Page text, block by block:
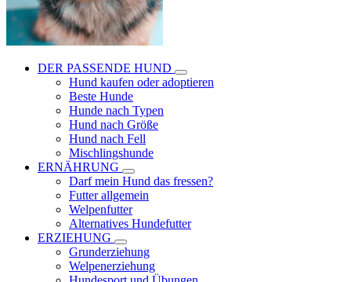
DER PASSENDE HUND
Hund kaufen oder adoptieren
Beste Hunde
Hunde nach Typen
Hund nach Größe
Hund nach Fell
Mischlingshunde
ERNÄHRUNG
Darf mein Hund das fressen?
Futter allgemein
Welpenfutter
Alternatives Hundefutter
ERZIEHUNG
Grunderziehung
Welpenerziehung